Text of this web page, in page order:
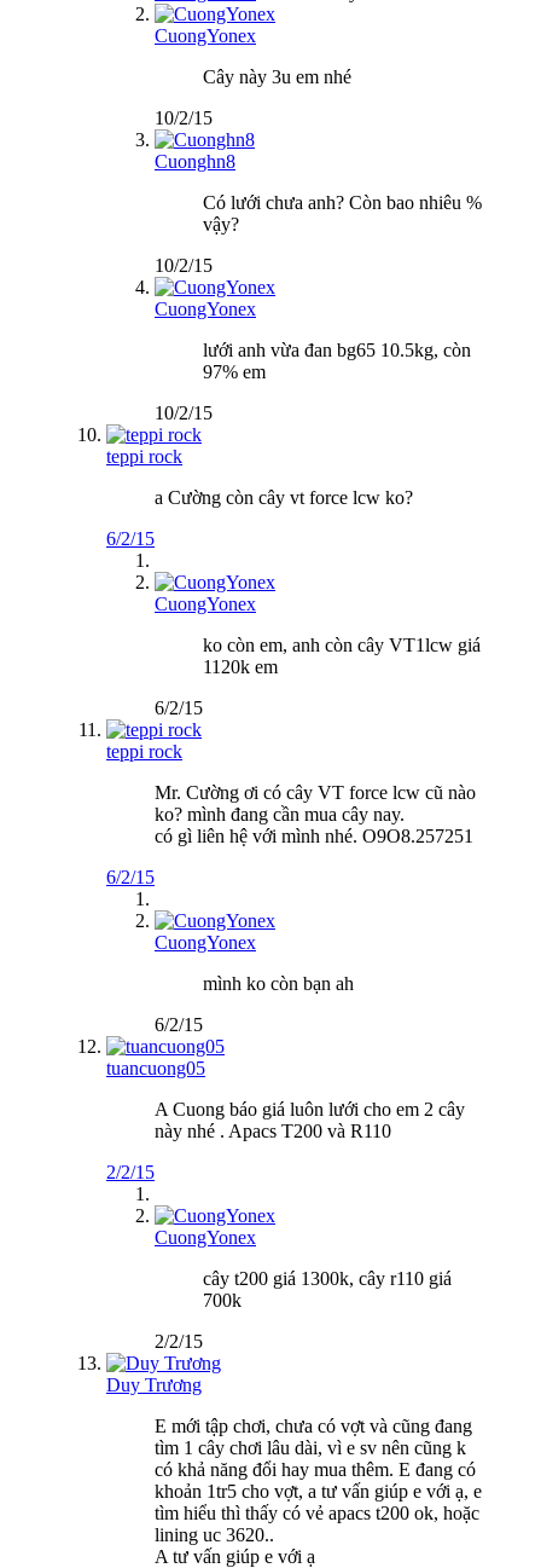
CuongYonex
Cây này 3u em nhé
10/2/15
Cuonghn8
Có lưới chưa anh? Còn bao nhiêu %
vậy?
10/2/15
CuongYonex
lưới anh vừa đan bg65 10.5kg, còn
97% em
10/2/15
teppi rock
a Cường còn cây vt force lcw ko?
6/2/15
CuongYonex
ko còn em, anh còn cây VT1lcw giá
1120k em
6/2/15
teppi rock
Mr. Cường ơi có cây VT force lcw cũ nào
ko? mình đang cần mua cây nay.
có gì liên hệ với mình nhé. O9O8.257251
6/2/15
CuongYonex
mình ko còn bạn ah
6/2/15
tuancuong05
A Cuong báo giá luôn lưới cho em 2 cây
này nhé . Apacs T200 và R110
2/2/15
CuongYonex
cây t200 giá 1300k, cây r110 giá
700k
2/2/15
Duy Trương
E mới tập chơi, chưa có vợt và cũng đang
tìm 1 cây chơi lâu dài, vì e sv nên cũng k
có khả năng đổi hay mua thêm. E đang có
khoản 1tr5 cho vợt, a tư vấn giúp e với ạ, e
tìm hiểu thì thấy có vẻ apacs t200 ok, hoặc
lining uc 3620..
A tư vấn giúp e với ạ